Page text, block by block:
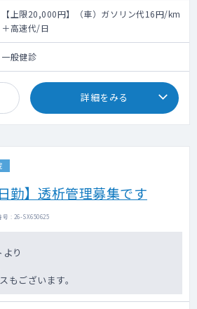
【上限20,000円】（車）ガソリン代16円/km
＋高速代/日
一般健診
詳細をみる
勤】透析管理募集です
: 26-SX650625
り
もございます。